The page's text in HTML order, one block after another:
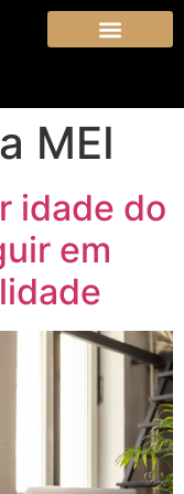
MEI
idade do
em